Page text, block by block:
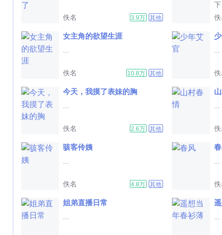
佚名 3.9万 其他
女主角的欲望生涯
佚名 10.8万 其他
今天，我摸了表妹的胸
佚名 2.6万 其他
骇客伶姨
佚名 4.8万 其他
姐弟直播日常